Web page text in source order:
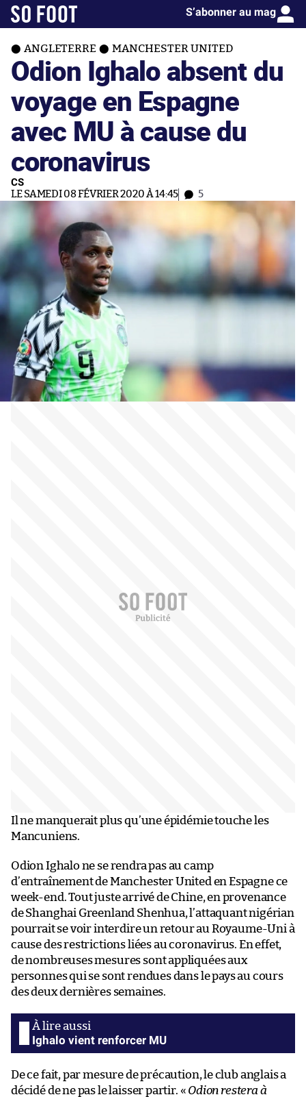
S’abonner au mag
ANGLETERRE MANCHESTER UNITED
Odion Ighalo absent du
voyage en Espagne
avec MU à cause du
coronavirus
CS
LE SAMEDI 08 FÉVRIER 2020 À 14:45 5
Il ne manquerait plus qu’une épidémie touche les
Mancuniens.
Odion Ighalo ne se rendra pas au camp
d’entraînement de Manchester United en Espagne ce
week-end. Tout juste arrivé de Chine, en provenance
de Shanghai Greenland Shenhua, l’attaquant nigérian
pourrait se voir interdire un retour au Royaume-Uni à
cause des restrictions liées au coronavirus. En effet,
de nombreuses mesures sont appliquées aux
personnes qui se sont rendues dans le pays au cours
des deux dernières semaines.
Ighalo vient renforcer MU
De ce fait, par mesure de précaution, le club anglais a
décidé de ne pas le laisser partir. « Odion restera à